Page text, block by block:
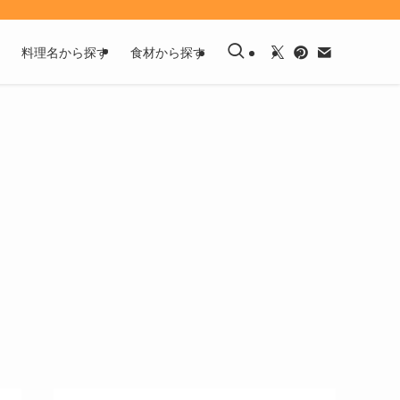
料理名から探す 食材から探す